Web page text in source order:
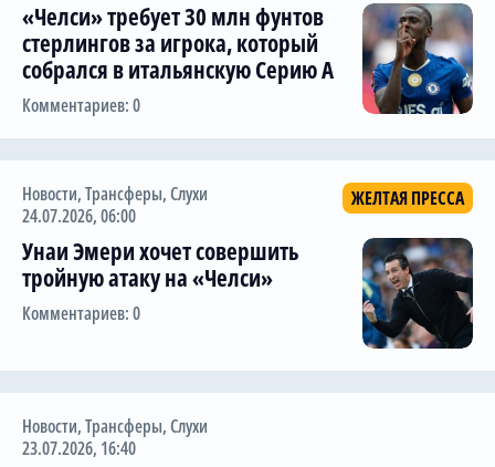
«Челси» требует 30 млн фунтов
стерлингов за игрока, который
собрался в итальянскую Серию А
Комментариев: 0
Новости,Трансферы,Слухи
24.07.2026, 06:00
ЖЕЛТАЯ ПРЕССА
Унаи Эмери хочет совершить
тройную атаку на «Челси»
Комментариев: 0
Новости,Трансферы,Слухи
23.07.2026, 16:40
Трансферы
Слухи
История Челси
Статистика
Календарь игр
Состав команды
Поиск по сайту
Трансляции
О сайте
Контакты